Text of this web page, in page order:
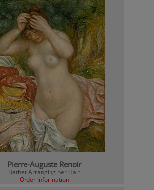
Pierre-Auguste Renoir
Bather Arranging her Hair
Order Information